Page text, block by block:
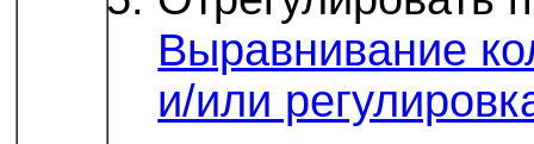
Выравнивание
и/или